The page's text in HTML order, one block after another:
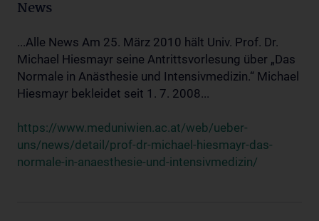
News
...Alle News Am 25. März 2010 hält Univ. Prof. Dr.
Michael Hiesmayr seine Antrittsvorlesung über „Das
Normale in Anästhesie und Intensivmedizin.“ Michael
Hiesmayr bekleidet seit 1. 7. 2008...
https://www.meduniwien.ac.at/web/ueber-
uns/news/detail/prof-dr-michael-hiesmayr-das-
normale-in-anaesthesie-und-intensivmedizin/